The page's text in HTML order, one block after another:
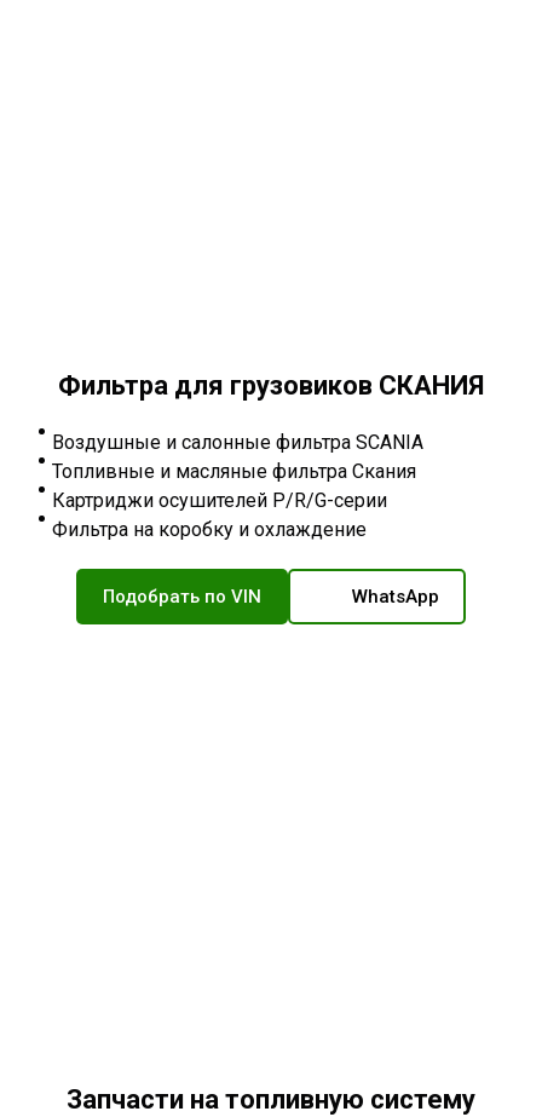
Фильтра для грузовиков СКАНИЯ
Воздушные и салонные фильтра SCANIA
Топливные и масляные фильтра Скания
Картриджи осушителей P/R/G-серии
Фильтра на коробку и охлаждение
Подобрать по VIN WhatsApp
Запчасти на топливную систему